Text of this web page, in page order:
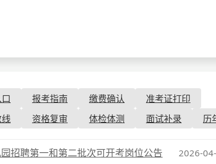
题
历年真题
报考指南 缴费确认
准考证打印
资格复审 体检体测 面试补录 历
招聘第一和第二批次可开考岗位公告 2026-